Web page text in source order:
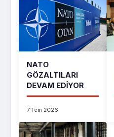
NATO
GÖZALTILARI
DEVAM EDIYOR
7 Tem 2026